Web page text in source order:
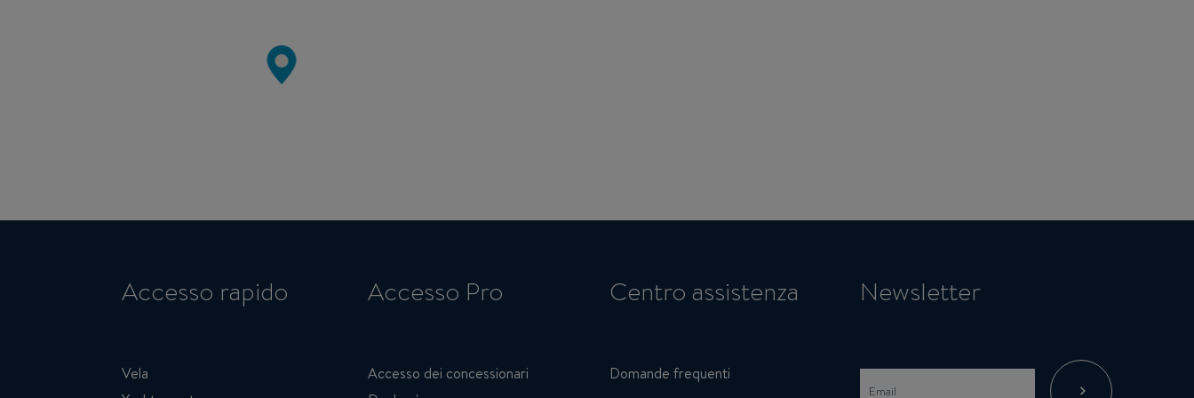
Accesso rapido
Vela
Accesso Pro
Accesso dei concessionari
Centro assistenza
Domande frequenti
Newsletter